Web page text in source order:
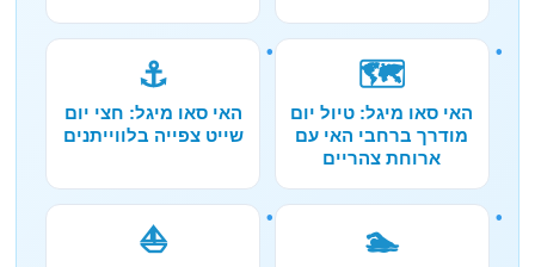
🗺️
האי סאו מיגל: טיול יום
מודרך ברחבי האי עם
ארוחת צהריים
⚓
האי סאו מיגל: חצי יום
שייט צפייה בלווייתנים
🏊
⛵